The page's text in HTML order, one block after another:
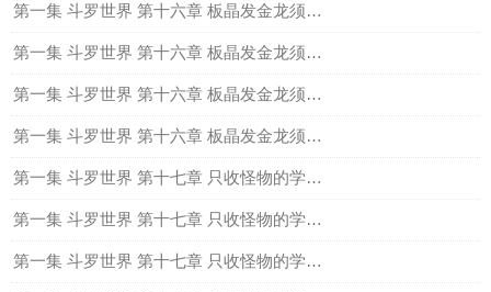
第一集 斗罗世界 第十六章 板晶发金龙须针（二）
第一集 斗罗世界 第十六章 板晶发金龙须针（三）
第一集 斗罗世界 第十六章 板晶发金龙须针（四）
第一集 斗罗世界 第十六章 板晶发金龙须针五
第一集 斗罗世界 第十七章 只收怪物的学院一
第一集 斗罗世界 第十七章 只收怪物的学院二
第一集 斗罗世界 第十七章 只收怪物的学院三